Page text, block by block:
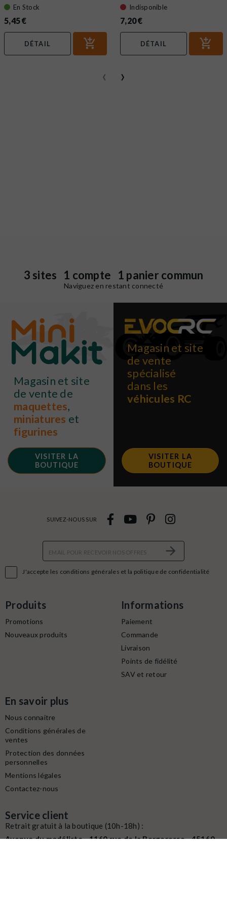
En Stock
5,45 €
DÉTAIL
000506
Indisponible
7,20 €
DÉTAIL
‹ ›
3 sites 1 compte 1 panier commun
Naviguez en restant connecté
Magasin et site
de vente de
maquettes,
miniatures et
figurines
VISITER LA
BOUTIQUE
Magasin et site
de vente
spécialisé
dans les
véhicules RC
VISITER LA
BOUTIQUE
J'accepte les conditions générales et la politique de confidentialité
SUIVEZ-NOUS SUR
Produits
Promotions
Nouveaux produits
Informations
Paiement
Commande
Livraison
Points de fidélité
SAV et retour
En savoir plus
Nous connaitre
Conditions générales de
ventes
Protection des données
personnelles
Mentions légales
Contactez-nous
Service client
Retrait gratuit à la boutique (10h-18h) :
Avenue du modéliste - 1160 rue de la Bergeresse - 45160